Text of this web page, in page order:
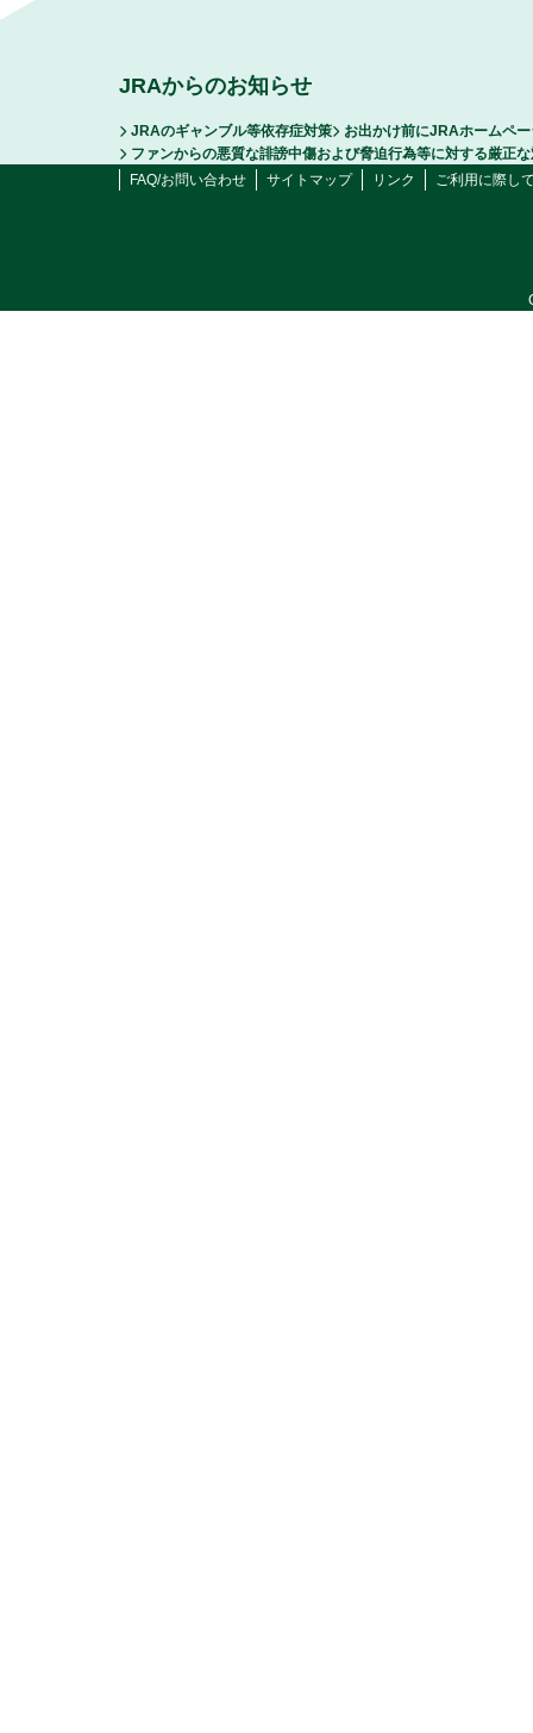
JRAからのお知らせ
JRAのギャンブル等依存症対策
お出かけ前にJRAホームペ
ファンからの悪質な誹謗中傷および脅迫行為等に対する厳正
FAQ/お問い合わせ
サイトマップ リンク ご利用に際し